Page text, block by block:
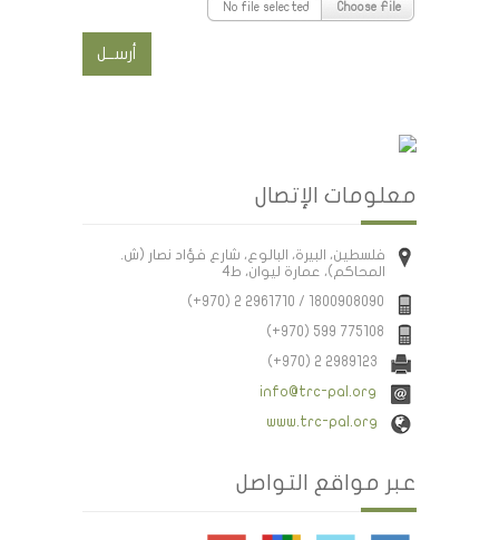
No file selected Choose File
معلومات الإتصال
فلسطين، البيرة، البالوع، شارع فؤاد نصار (ش.
المحاكم)، عمارة ليوان، ط4
(+970) 2 2961710 / 1800908090
(+970) 599 775108
(+970) 2 2989123
info@trc-pal.org
www.trc-pal.org
عبر مواقع التواصل